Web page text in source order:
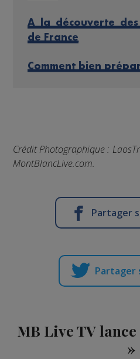
A la découverte
de France
Comment bien
Crédit Photographique :
MontBlancLive.com.
Partager
MB Live TV
»